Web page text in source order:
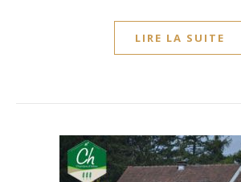
LIRE LA SUITE